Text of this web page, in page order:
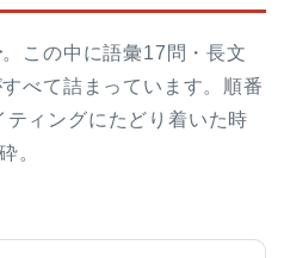
。この中に語彙17問・長文
べて詰まっています。順番
ィングにたどり着いた時
。
ホーム